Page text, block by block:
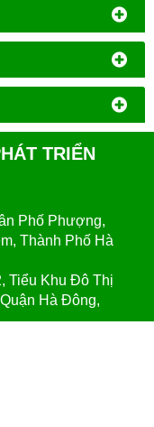
TRIỂN
Phố Phượng,
Thành Phố Hà
Tiểu Khu Đô Thị
Hà Đông,